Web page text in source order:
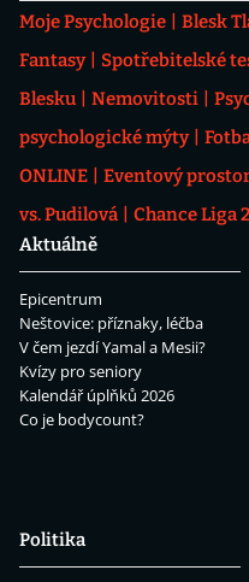
Moje Psychologie Blesk
Fantasy
Spotřebitelské
Blesku
Nemovitosti
psychologické mýty
ONLINE
Eventový
vs. Pudilová
Chance Liga
Aktuálně
Epicentrum
Neštovice: příznaky, léčba
V čem jezdí Yamal a Mesii?
Kvízy pro seniory
Kalendář úplňků 2026
Co je bodycount?
Politika